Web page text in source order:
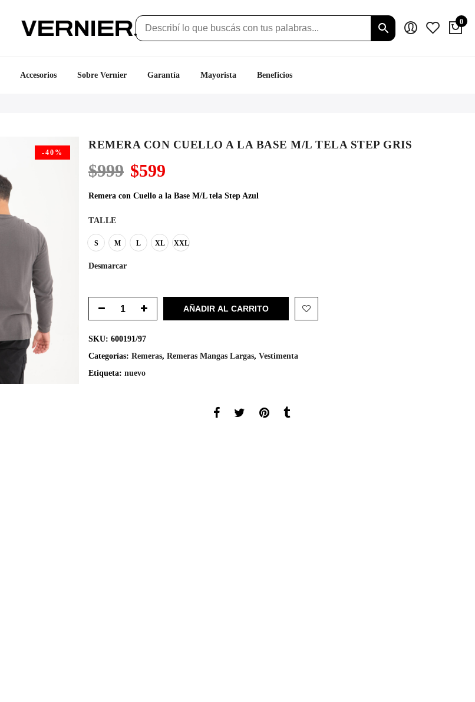
0
Accesorios Sobre Vernier Garantía Mayorista Beneficios
-40%
REMERA CON CUELLO A LA BASE M/L TELA STEP GRIS
$999 El
precio
original
$599
actual
Remera con Cuello a la Base M/L tela Step Azul
TALLE
S M L XL XXL
Desmarcar
AÑADIR AL CARRITO
SKU: 600191/97
Categorías: Remeras, Remeras Mangas Largas, Vestimenta
Etiqueta: nuevo